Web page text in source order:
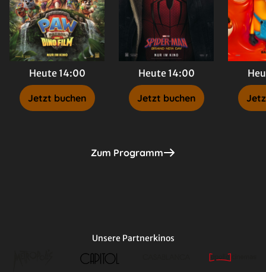
Heute 14:00
Jetzt buchen
Heute 14:00
Jetzt buchen
Zum Programm
Unsere Partnerkinos